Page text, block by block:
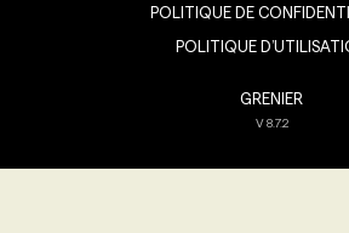
POLITIQUE DE
POLITIQUE
GRENIER
V8.7.2